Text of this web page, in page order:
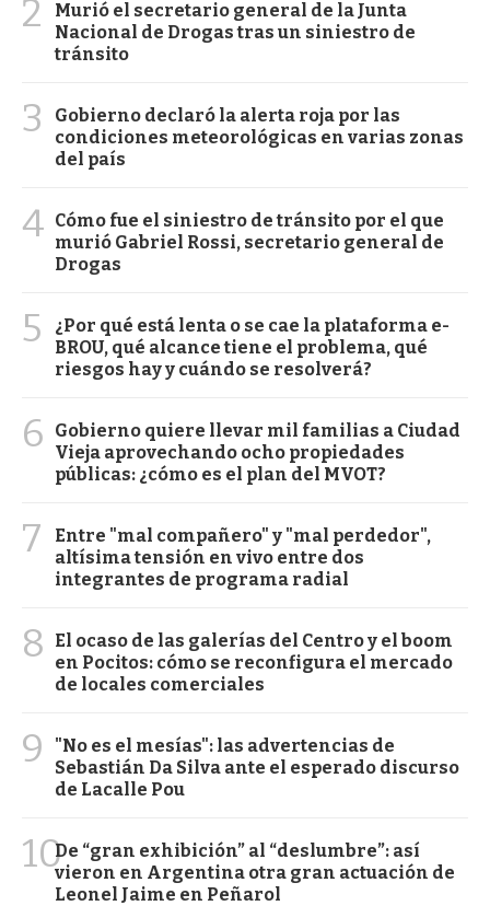
2
Murió el secretario general de la Junta
Nacional de Drogas tras un siniestro de
tránsito
3
Gobierno declaró la alerta roja por las
condiciones meteorológicas en varias zonas
del país
4 Cómo fue el siniestro de tránsito por el que
murió Gabriel Rossi, secretario general de
Drogas
5
¿Por qué está lenta o se cae la plataforma e-
BROU, qué alcance tiene el problema, qué
riesgos hay y cuándo se resolverá?
6
Gobierno quiere llevar mil familias a Ciudad
Vieja aprovechando ocho propiedades
públicas: ¿cómo es el plan del MVOT?
7
Entre "mal compañero" y "mal perdedor",
altísima tensión en vivo entre dos
integrantes de programa radial
8
El ocaso de las galerías del Centro y el boom
en Pocitos: cómo se reconfigura el mercado
de locales comerciales
9
"No es el mesías": las advertencias de
Sebastián Da Silva ante el esperado discurso
de Lacalle Pou
10De “gran exhibición” al “deslumbre”: así
vieron en Argentina otra gran actuación de
Leonel Jaime en Peñarol